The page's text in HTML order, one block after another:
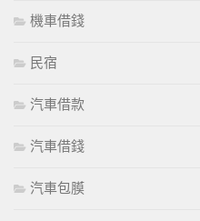
機車借錢
民宿
汽車借款
汽車借錢
汽車包膜